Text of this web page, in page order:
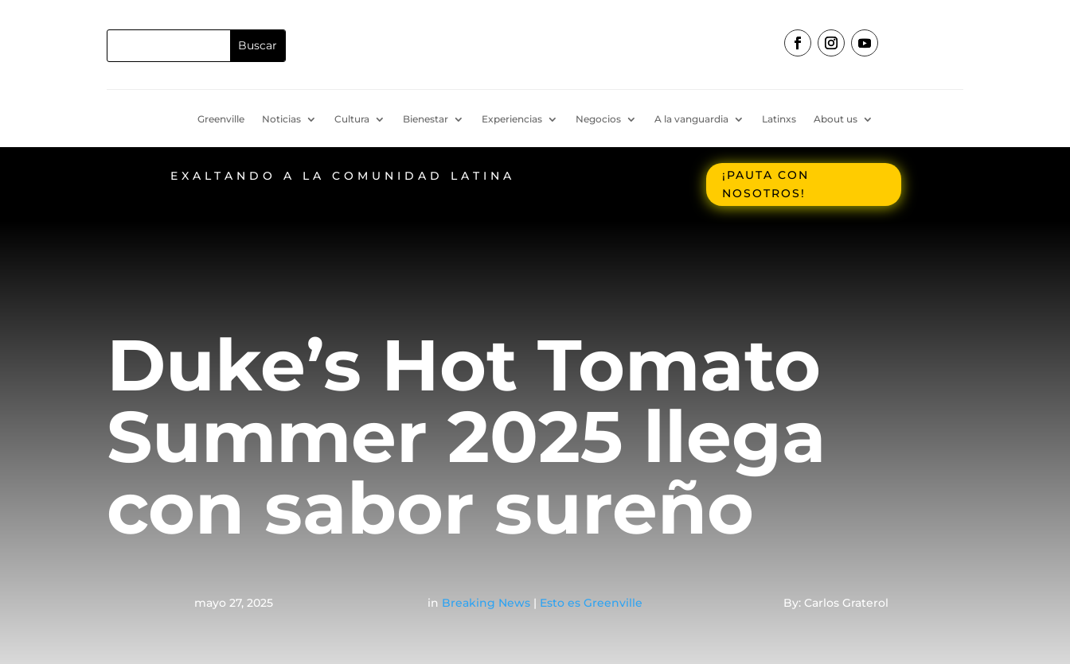
Greenville Noticias Cultura Bienestar Experiencias Negocios A la vanguardia Latinxs About us
EXALTANDO A LA COMUNIDAD LATINA
¡PAUTA CON
NOSOTROS!
Duke’s Hot Tomato
Summer 2025 llega
con sabor sureño
mayo 27, 2025 in Breaking News| Esto es Greenville By: Carlos Graterol